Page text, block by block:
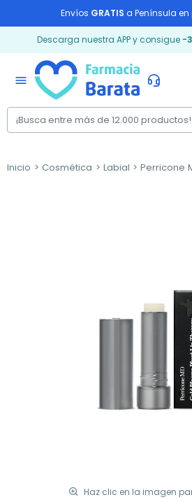
Envíos GRATIS a Península
Descarga nuestra APP y consigue -
menu
Inicio Cosmética Labial Perricone
Haz clic en la imagen